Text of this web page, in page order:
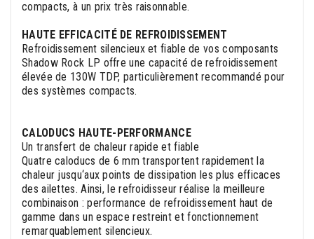
compacts, à un prix très raisonnable.
HAUTE EFFICACITÉ DE REFROIDISSEMENT
Refroidissement silencieux et fiable de vos composants
Shadow Rock LP offre une capacité de refroidissement
élevée de 130W TDP, particulièrement recommandé pour
des systèmes compacts.
CALODUCS HAUTE-PERFORMANCE
Un transfert de chaleur rapide et fiable
Quatre caloducs de 6 mm transportent rapidement la
chaleur jusqu‘aux points de dissipation les plus efficaces
des ailettes. Ainsi, le refroidisseur réalise la meilleure
combinaison : performance de refroidissement haut de
gamme dans un espace restreint et fonctionnement
remarquablement silencieux.